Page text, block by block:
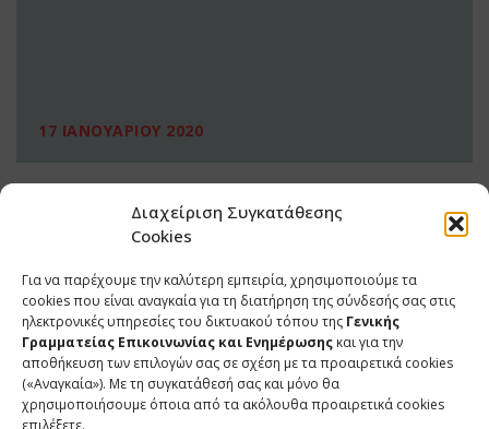
Διαχείριση Συγκατάθεσης
Cookies
Για να παρέχουμε την καλύτερη εμπειρία, χρησιμοποιούμε τα
cookies που είναι αναγκαία για τη διατήρηση της σύνδεσής σας στις
ηλεκτρονικές υπηρεσίες του δικτυακού τόπου της Γενικής
Γραμματείας Επικοινωνίας και Ενημέρωσης και για την
αποθήκευση των επιλογών σας σε σχέση με τα προαιρετικά cookies
(«Αναγκαία»). Με τη συγκατάθεσή σας και μόνο θα
χρησιμοποιήσουμε όποια από τα ακόλουθα προαιρετικά cookies
επιλέξετε.
17 ΙΑΝΟΥΑΡΙΟΥ 2020
ΕΠΙΚΟΙΝΩΝΙΑ